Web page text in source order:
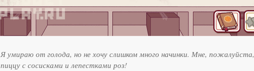
Я умираю от голода, но не хочу слишком много начинки. Мне, пожалуйста,
пиццу с сосисками и лепестками роз!